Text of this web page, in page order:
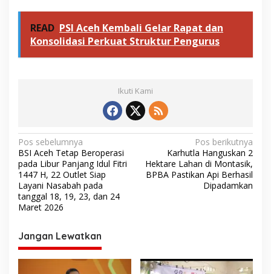
READ PSI Aceh Kembali Gelar Rapat dan
Konsolidasi Perkuat Struktur Pengurus
Ikuti Kami
N
a
v
i
g
a
s
i
Pos sebelumnya
BSI Aceh Tetap Beroperasi
pada Libur Panjang Idul Fitri
1447 H, 22 Outlet Siap
Layani Nasabah pada
tanggal 18, 19, 23, dan 24
Maret 2026
Pos berikutnya
Karhutla Hanguskan 2
Hektare Lahan di Montasik,
BPBA Pastikan Api Berhasil
Dipadamkan
Jangan Lewatkan